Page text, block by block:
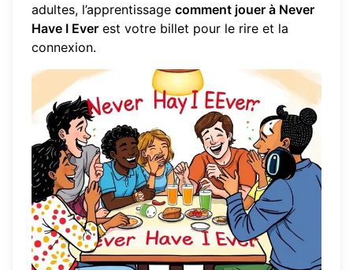
adultes, l’apprentissage comment jouer à Never
Have I Ever est votre billet pour le rire et la
connexion.